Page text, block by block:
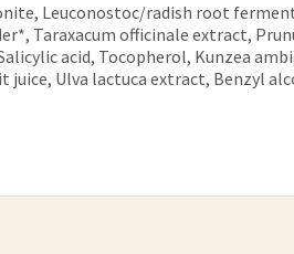
Leuconostoc/radish root
Taraxacum officinale extract,
acid, Tocopherol, Kunzea
Ulva lactuca extract, Benzyl